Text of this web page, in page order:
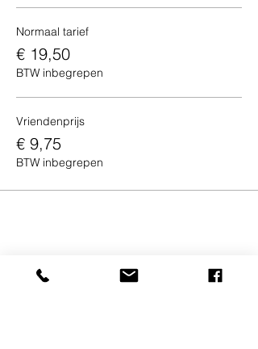
Normaal tarief
€ 19,50
BTW inbegrepen
Vriendenprijs
€ 9,75
BTW inbegrepen
Deel dit evenement